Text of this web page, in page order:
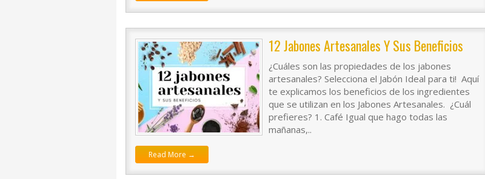
12 Jabones Artesanales Y Sus Beneficios
¿Cuáles son las propiedades de los jabones
artesanales? Selecciona el Jabón Ideal para ti! Aquí
te explicamos los beneficios de los ingredientes
que se utilizan en los Jabones Artesanales. ¿Cuál
prefieres? 1. Café Igual que hago todas las
mañanas,..
Read More →